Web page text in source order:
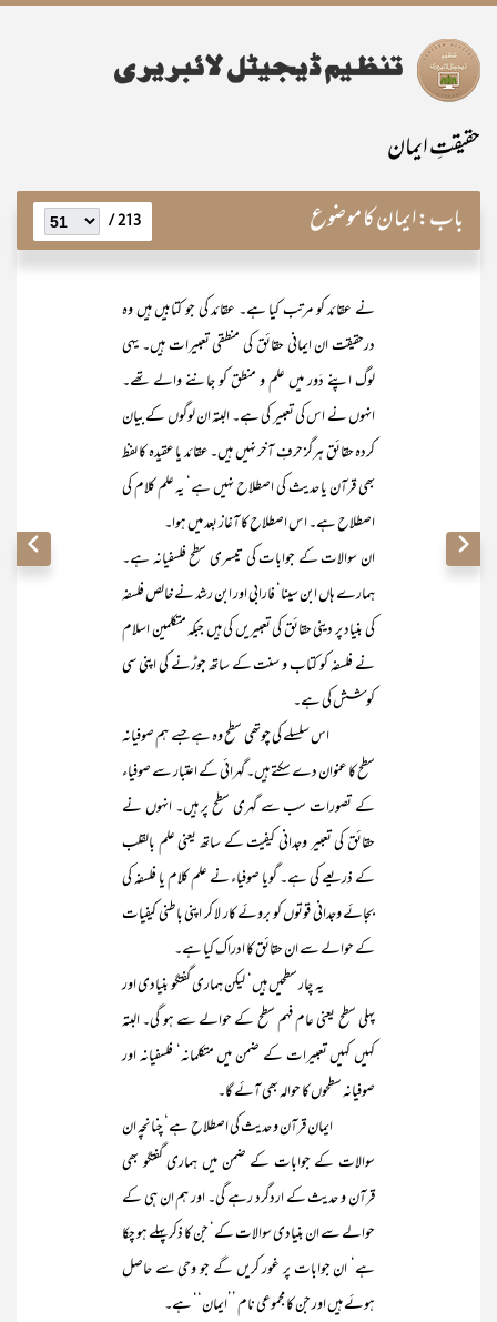
حقیقتِ ایمان
باب:ایمان کا موضوع 213 /
نے عقائد کو مرتب کیا ہے۔ عقائد کی جو کتابیں ہیں وہ
درحقیقت ان ایمانی حقائق کی منطقی تعبیرات ہیں۔ یہی
لوگ اپنے دَور میں علم و منطق کو جاننے والے تھے۔
انہوں نے اس کی تعبیر کی ہے۔ البتہ ان لوگوں کے بیان
کردہ حقائق ہرگز حرفِ آخر نہیں ہیں۔ عقائد یا عقیدہ کا لفظ
بھی قرآن یا حدیث کی اصطلاح نہیں ہے‘ یہ علم کلام کی
اصطلاح ہے۔ اس اصطلاح کا آغاز بعد میں ہوا۔
ان سوالات کے جوابات کی تیسری سطح فلسفیانہ ہے۔
ہمارے ہاں ابن سینا‘ فارابی اور ابن رشد نے خالص فلسفہ
کی بنیاد پر دینی حقائق کی تعبیریں کی ہیں جبکہ متکلمین اسلام
نے فلسفہ کو کتاب و سنت کے ساتھ جوڑنے کی اپنی سی
کوشش کی ہے۔
اس سلسلے کی چوتھی سطح وہ ہے جسے ہم صوفیانہ
سطح کا عنوان دے سکتے ہیں۔ گہرائی کے اعتبار سے صوفیاء
کے تصورات سب سے گہری سطح پر ہیں۔ انہوں نے
حقائق کی تعبیر وجدانی کیفیت کے ساتھ یعنی علم بالقلب
کے ذریعے کی ہے۔ گویا صوفیاء نے علم کلام یا فلسفہ کی
بجائے وجدانی قوتوں کو بروئے کار لا کر اپنی باطنی کیفیات
کے حوالے سے ان حقائق کا ادراک کیا ہے۔
یہ چار سطحیں ہیں‘ لیکن ہماری گفتگو بنیادی اور
پہلی سطح یعنی عام فہم سطح کے حوالے سے ہو گی۔ البتہ
کہیں کہیں تعبیرات کے ضمن میں متکلمانہ‘ فلسفیانہ اور
صوفیانہ سطحوں کا حوالہ بھی آئے گا۔
ایمان قرآن و حدیث کی اصطلاح ہے‘ چنانچہ ان
سوالات کے جوابات کے ضمن میں ہماری گفتگو بھی
قرآن و حدیث کے اردگرد رہے گی۔ اور ہم ان ہی کے
حوالے سے ان بنیادی سوالات کے‘ جن کا ذکر پہلے ہو چکا
ہے‘ ان جوابات پر غور کریں گے جو وحی سے حاصل
ہوئے ہیں اور جن کا مجموعی نام ’’ایمان‘‘ ہے۔